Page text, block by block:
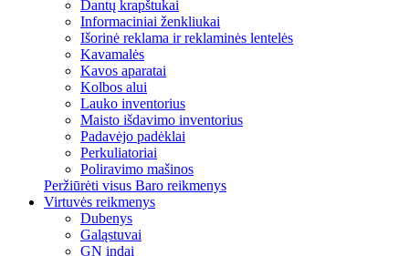
Dantų krapštukai
Informaciniai ženkliukai
Išorinė reklama ir reklaminės lentelės
Kavamalės
Kavos aparatai
Kolbos alui
Lauko inventorius
Maisto išdavimo inventorius
Padavėjo padėklai
Perkuliatoriai
Poliravimo mašinos
Peržiūrėti visus Baro reikmenys
Virtuvės reikmenys
Dubenys
Galąstuvai
GN indai